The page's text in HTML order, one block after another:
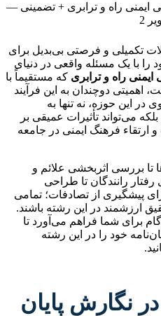
تکمیلی و فرصتی بی‌بدیل برای
با یک مسئله واقعی در دنیای
راه و ترابری که مستقیماً با
اهمیتی دوچندان به این فرآیند
این حوزه، نه تنها به
می‌تواند تأثیرات عمیقی بر
ارتقاء فرهنگ ایمنی در جامعه
تا بررسی اثربخشی علائم و
رانندگان تا طراحی
پیشگیری از تصادفات؛ تمامی
ارزشمند در این رشته باشند.
برای شما فراهم می‌آورد تا
خود را در این رشته
نگارش پایان